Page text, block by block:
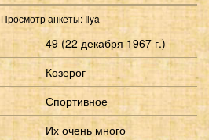
Просмотр анкеты: Ilya
49 (22 декабря 1967 г.)
Козерог
Спортивное
Их очень много